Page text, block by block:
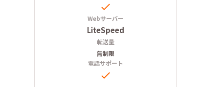

Webサーバー
LiteSpeed
転送量
無制限
電話サポート
